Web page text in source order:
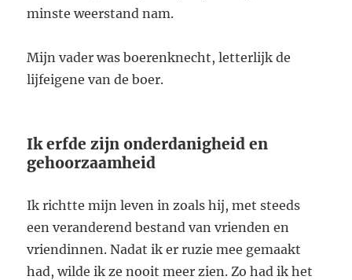
minste weerstand nam.
Mijn vader was boerenknecht, letterlijk de
lijfeigene van de boer.
Ik erfde zijn onderdanigheid en
gehoorzaamheid
Ik richtte mijn leven in zoals hij, met steeds
een veranderend bestand van vrienden en
vriendinnen. Nadat ik er ruzie mee gemaakt
had, wilde ik ze nooit meer zien. Zo had ik het